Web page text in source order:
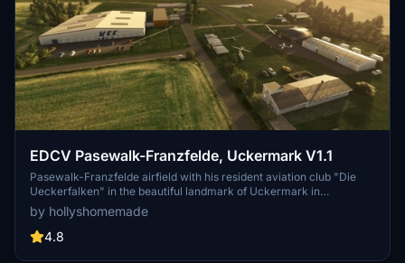
EDCV Pasewalk-Franzfelde, Uckermark V1.1
Pasewalk-Franzfelde airfield with his resident aviation club "Die
Ueckerfalken" in the beautiful landmark of Uckermark in
Mecklenburg-Vorpommern near Berlin. This special landing site is
controlled by the local aviation glider club in the north of the field.
Besides the former "REMOS" factory of the famous light-aircraft
by hollyshomemade
4.8